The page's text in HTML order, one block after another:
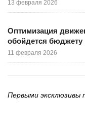
13 февраля 2026
Оптимизация
обойдется бюджету
11 февраля 2026
Первыми эксклюзивы